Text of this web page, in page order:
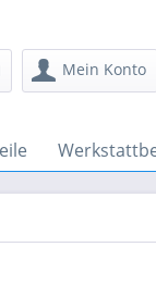
Mein Konto